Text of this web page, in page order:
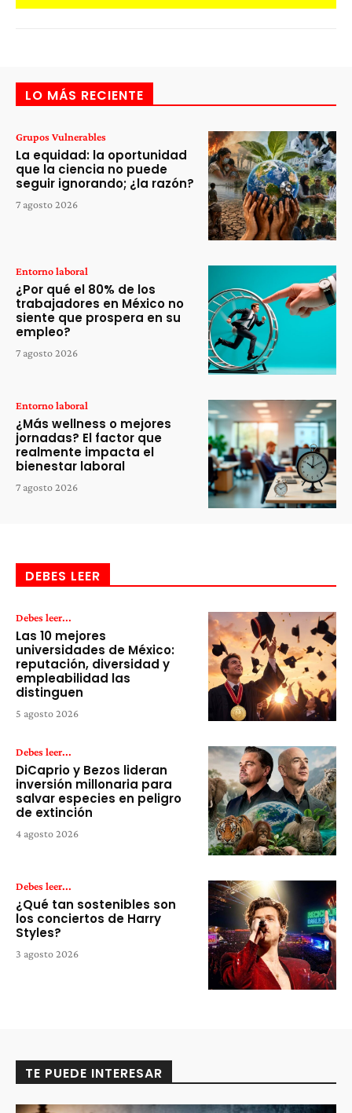
LO MÁS RECIENTE
Grupos Vulnerables
La equidad: la oportunidad
que la ciencia no puede
seguir ignorando; ¿la razón?
7 agosto 2026
Entorno laboral
¿Por qué el 80% de los
trabajadores en México no
siente que prospera en su
empleo?
7 agosto 2026
Entorno laboral
¿Más wellness o mejores
jornadas? El factor que
realmente impacta el
bienestar laboral
7 agosto 2026
DEBES LEER
Debes leer...
Las 10 mejores
universidades de México:
reputación, diversidad y
empleabilidad las
distinguen
5 agosto 2026
Debes leer...
DiCaprio y Bezos lideran
inversión millonaria para
salvar especies en peligro
de extinción
4 agosto 2026
Debes leer...
¿Qué tan sostenibles son
los conciertos de Harry
Styles?
3 agosto 2026
TE PUEDE INTERESAR